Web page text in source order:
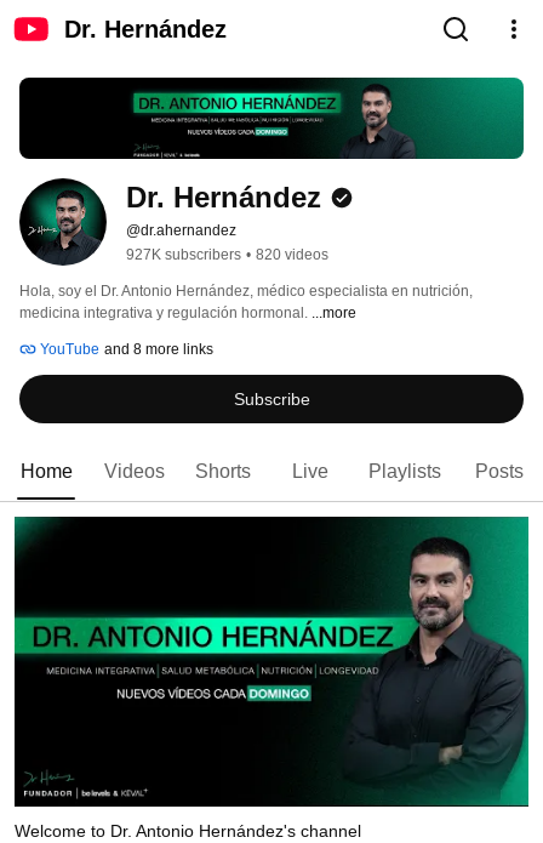
Dr. Hernández
Dr. Hernández
@dr.ahernandez
927K subscribers • 820 videos
Hola, soy el Dr. Antonio Hernández, médico especialista en nutrición,
medicina integrativa y regulación hormonal. ...more
YouTube and 8 more links
Subscribe
Home Videos Shorts Live Playlists Posts
Welcome to Dr. Antonio Hernández's channel